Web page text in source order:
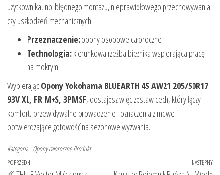
użytkownika, np. błędnego montażu, nieprawidłowego przechowywania
czy uszkodzeń mechanicznych.
Przeznaczenie:opony osobowe całoroczne
Technologia:kierunkowa rzeźba bieżnika wspierająca pracę
na mokrym
WybierającOpony Yokohama BLUEARTH 4S AW21 205/50R17
93V XL, FR M+S, 3PMSF, dostajesz więc zestaw cech, który łączy
komfort, przewidywalne prowadzenie i oznaczenia zimowe
potwierdzające gotowość na sezonowe wyzwania.
Kategoria Opony całoroczne Produkt
Nawigacja
Poprzedni
POPRZEDNI NASTĘPNY